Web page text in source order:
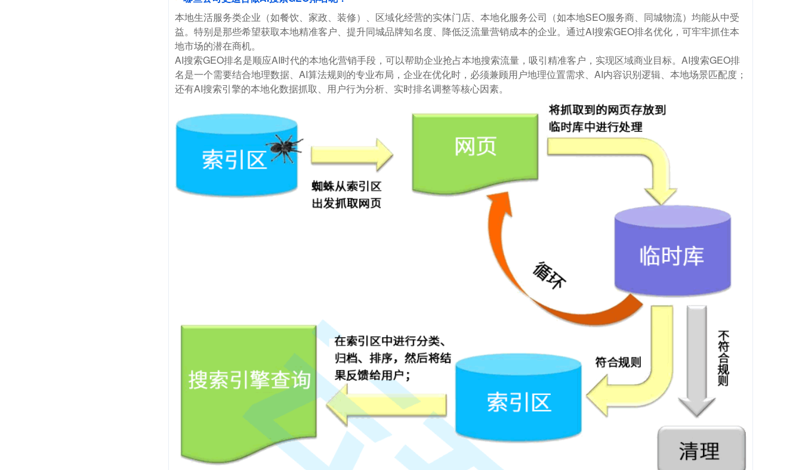
本地生活服务类企业（如餐饮、家政、装修）、区域化经营的实体门店、本地化服务公司（如本地SEO服务商、同城物流）均能从中受
益。特别是那些希望获取本地精准客户、提升同城品牌知名度、降低泛流量营销成本的企业。通过AI搜索GEO排名优化，可牢牢抓住本
地市场的潜在商机。
AI搜索GEO排名是顺应AI时代的本地化营销手段，可以帮助企业抢占本地搜索流量，吸引精准客户，实现区域商业目标。AI搜索GEO排
名是一个需要结合地理数据、AI算法规则的专业布局，企业在优化时，必须兼顾用户地理位置需求、AI内容识别逻辑、本地场景匹配度；
还有AI搜索引擎的本地化数据抓取、用户行为分析、实时排名调整等核心因素。